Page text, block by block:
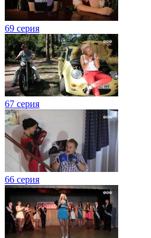
69 серия
67 серия
66 серия